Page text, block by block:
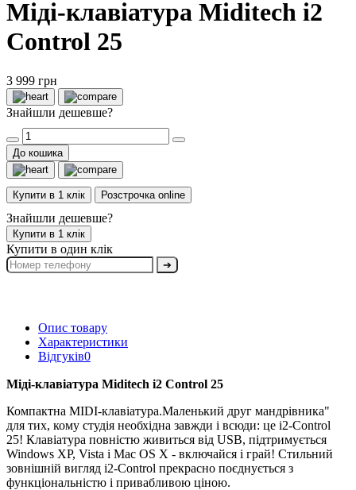
Міді-клавіатура Miditech i2
Control 25
3 999 грн
Знайшли дешевше?
До кошика
Купити в 1 клік Розстрочка online
Знайшли дешевше?
Купити в 1 клік
Купити в один клік
➔
Опис товару
Характеристики
Відгуків0
Міді-клавіатура Miditech i2 Control 25
Компактна MIDI-клавіатура.Маленький друг мандрівника"
для тих, кому студія необхідна завжди і всюди: це i2-Control
25! Клавіатура повністю живиться від USB, підтримується
Windows XP, Vista і Mac OS X - включайся і грай! Стильний
зовнішній вигляд i2-Control прекрасно поєднується з
функціональністю і привабливою ціною.